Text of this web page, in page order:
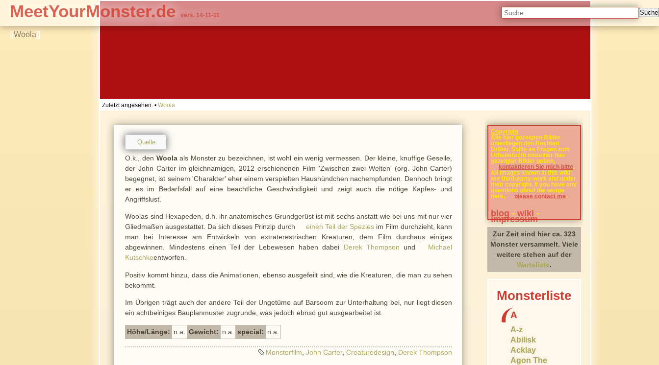
[[Woola]]
MeetYourMonster.de vers. 14-11-11
Zuletzt angesehen: • Woola
Quelle
O.k., den Woolaals Monster zu bezeichnen, ist wohl ein wenig vermessen. Der kleine, knuffige Geselle,
der John Carter im gleichnamigen, 2012 erschienenen Film 'Zwischen zwei Welten' (org. John Carter)
begegnet, ist seinem 'Charakter' eher einem verspielten Haushündchen nachempfunden. Dennoch bringt
er es im Bedarfsfall auf eine beachtliche Geschwindigkeit und zeigt auch die nötige Kapfes- und
Angriffslust.
Woolas sind Hexapeden, d.h. ihr anatomisches Grundgerüst ist mit sechs anstatt wie bei uns mit nur vier
Gliedmaßen ausgestattet. Da sich dieses Prinzip durch
einen Teil der Spezies im Film durchzieht, kann
man bei Interesse am Entwickeln von extraterestrischen Kreaturen, dem Film durchaus einiges
abgewinnen. Mindestens einen Teil der Lebewesen haben dabei Derek Thompson und
Michael
Kutschkeentworfen.
Positiv kommt hinzu, dass die Animationen, ebenso ausgefeilt sind, wie die Kreaturen, die man zu sehen
bekommt.
Im Übrigen trägt auch der andere Teil der Ungetüme auf Barsoom zur Unterhaltung bei, nur liegt diesen
ein achtbeiniges Bauplanmuster zugrunde, was jedoch ebnso gut ausgearbeitet ist.
Höhe/Länge: n.a. Gewicht: n.a. special: n.a.
Monsterfilm ,John Carter,Creaturedesign Derek Thompson
Suche
Copyright
Alle hier gezeigten Bilder
unterliegen den Rechten
Dritter. Sollte es Fragen zum
Urheberecht einzelner hier
gezeigter Bilder geben,
kontaktieren Sie mich bitte.
All images shown in this wiki
are third-party-work and under
their copyright. If you have any
questions about the usage
here,
please contact me.
blog -wiki -
impressum
Zur Zeit sind hier ca. 323
Monster versammelt. Viele
weitere stehen auf der
Warteliste.
Monsterliste
A
A-z
Abilisk
Acklay
Agon The